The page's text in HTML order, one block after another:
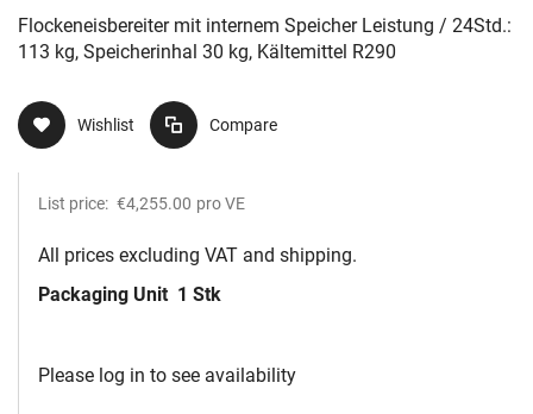
R290
Flockeneisbereiter mit internem Speicher Leistung / 24Std.:
113 kg, Speicherinhal 30 kg, Kältemittel R290
Wishlist Compare
List price: €4,255.00 pro VE
All prices excluding VAT and shipping.
Packaging Unit 1 Stk
Please log in to see availability